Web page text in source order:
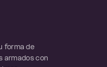
forma de
armados con